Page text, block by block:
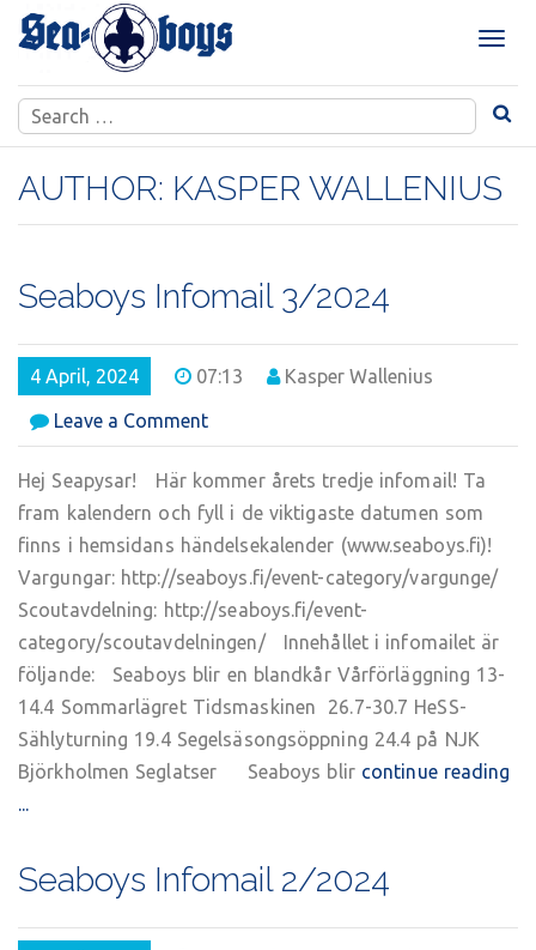
Skip
T
g
l
e
n
a
Search
for:
AUTHOR: KASPER WALLENIUS
Seaboys Infomail 3/2024
4 April, 2024 07:13 Kasper Wallenius
Leave a Commenton
Seaboys
Infomail
Hej Seapysar! Här kommer årets tredje infomail! Ta
fram kalendern och fyll i de viktigaste datumen som
finns i hemsidans händelsekalender (www.seaboys.fi)!
Vargungar: http://seaboys.fi/event-category/vargunge/
Scoutavdelning: http://seaboys.fi/event-
category/scoutavdelningen/ Innehållet i infomailet är
följande: Seaboys blir en blandkår Vårförläggning 13-
14.4 Sommarlägret Tidsmaskinen 26.7-30.7 HeSS-
Sählyturning 19.4 Segelsäsongsöppning 24.4 på NJK
Björkholmen Seglatser Seaboys blir continue reading
...
Seaboys Infomail 2/2024